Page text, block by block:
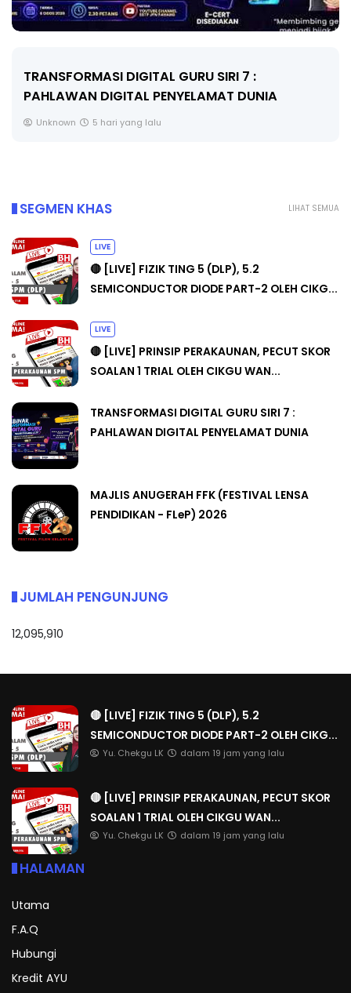
MAJLIS ANUGERAH FFK (FESTIVAL LENSA
PENDIDIKAN - FLeP) 2026
Unknown 6 hari yang lalu
LIHAT SEMUA
SEGMEN KHAS
LIVE
🔴 [LIVE] FIZIK TING 5 (DLP), 5.2
SEMICONDUCTOR DIODE PART-2 OLEH CIKG...
LIVE
🔴 [LIVE] PRINSIP PERAKAUNAN, PECUT SKOR
SOALAN 1 TRIAL OLEH CIKGU WAN...
TRANSFORMASI DIGITAL GURU SIRI 7 :
PAHLAWAN DIGITAL PENYELAMAT DUNIA
MAJLIS ANUGERAH FFK (FESTIVAL LENSA
PENDIDIKAN - FLeP) 2026
JUMLAH PENGUNJUNG
12,095,910
🔴 [LIVE] FIZIK TING 5 (DLP), 5.2
SEMICONDUCTOR DIODE PART-2 OLEH CIKG...
Yu. Chekgu LK dalam 19 jam yang lalu
🔴 [LIVE] PRINSIP PERAKAUNAN, PECUT SKOR
SOALAN 1 TRIAL OLEH CIKGU WAN...
Yu. Chekgu LK dalam 19 jam yang lalu
HALAMAN
Utama
F.A.Q
Hubungi
Kredit AYU